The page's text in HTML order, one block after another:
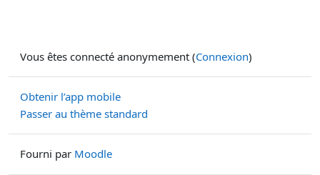
Vous êtes connecté anonymement (Connexion)
Obtenir l’app mobile
Passer au thème standard
Fourni par Moodle